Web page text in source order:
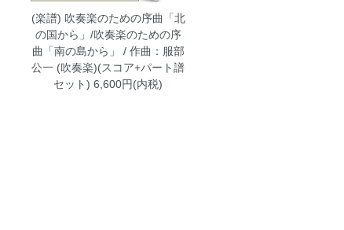
(楽譜) 吹奏楽のための序曲「北
の国から」/吹奏楽のための序
曲「南の島から」 / 作曲：服部
公一 (吹奏楽)(スコア+パート譜
セット) 6,600円(内税)